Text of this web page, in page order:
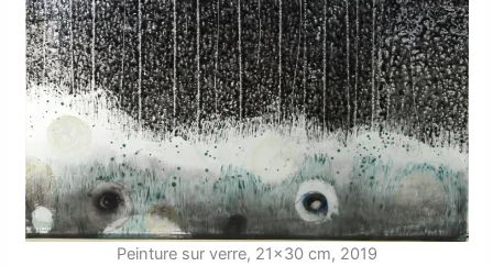
Peinture sur verre, 21×30 cm, 2019